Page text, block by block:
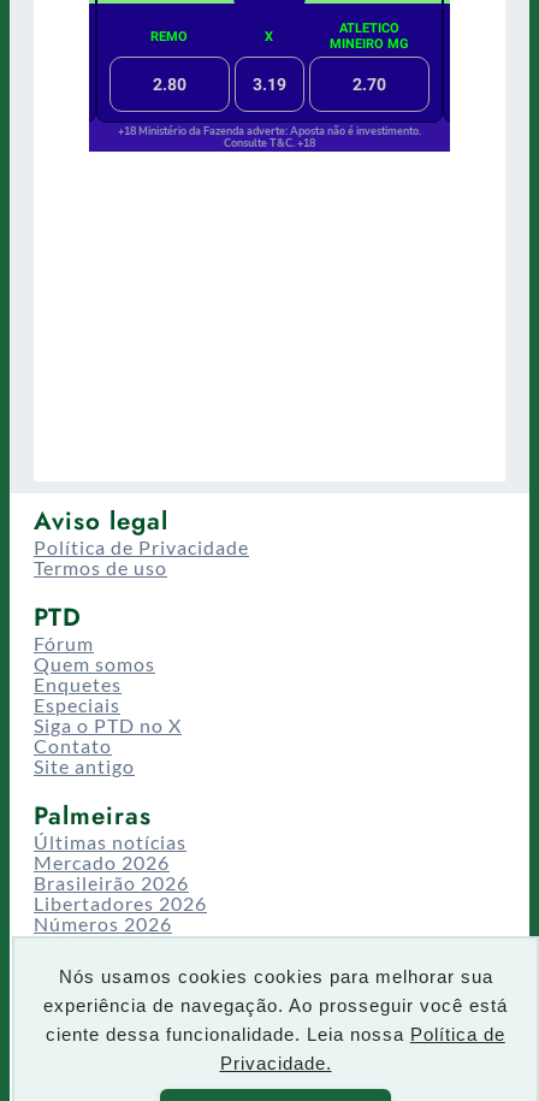
Nós usamos cookies cookies para melhorar sua
experiência de navegação. Ao prosseguir você está
ciente dessa funcionalidade. Leia nossa Política de
Privacidade.
Aviso legal
Política de Privacidade
Termos de uso
PTD
Fórum
Quem somos
Enquetes
Especiais
Siga o PTD no X
Contato
Site antigo
Palmeiras
Últimas notícias
Mercado 2026
Brasileirão 2026
Libertadores 2026
Números 2026
Campeonatos
Temporadas
CT/Centro de Excelência
Busca
P
e